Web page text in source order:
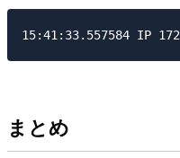
まとめ